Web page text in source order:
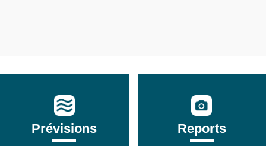
Prévisions Reports